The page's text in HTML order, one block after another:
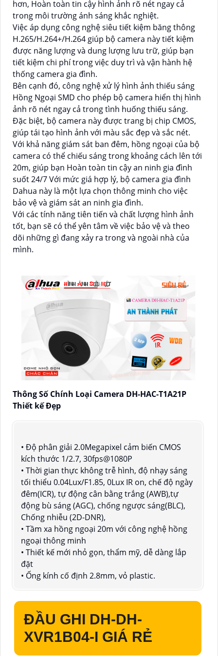
hơn, Hoàn toàn tin cậy hình ảnh rõ nét ngay cả
trong môi trường ánh sáng khắc nghiệt.
Việc áp dụng công nghệ siêu tiết kiệm băng thông
H.265/H.264+/H.264 giúp bộ camera này tiết kiệm
được năng lượng và dung lượng lưu trữ, giúp bạn
tiết kiệm chi phí trong việc duy trì và vận hành hệ
thống camera gia đình.
Bên cạnh đó, công nghệ xử lý hình ảnh thiếu sáng
Hồng Ngoại SMD cho phép bộ camera hiển thị hình
ảnh rõ nét ngay cả trong tình huống thiếu sáng.
Đặc biệt, bộ camera này được trang bị chip CMOS,
giúp tái tạo hình ảnh với màu sắc đẹp và sắc nét.
Với khả năng giám sát ban đêm, hồng ngoại của bộ
camera có thể chiếu sáng trong khoảng cách lên tới
20m, giúp bạn Hoàn toàn tin cậy an ninh gia đình
suốt 24/7 Với mức giá hợp lý, bộ camera gia đình
Dahua này là một lựa chọn thông minh cho việc
bảo vệ và giám sát an ninh gia đình.
Với các tính năng tiên tiến và chất lượng hình ảnh
tốt, bạn sẽ có thể yên tâm về việc bảo vệ và theo
dõi những gì đang xảy ra trong và ngoài nhà của
mình.
Thông Số Chính Loại Camera DH-HAC-T1A21P
Thiết kế Đẹp
• Độ phân giải 2.0Megapixel cảm biến CMOS
kích thước 1/2.7, 30fps@1080P
• Thời gian thực không trễ hình, độ nhạy sáng
tối thiểu 0.04Lux/F1.85, 0Lux IR on, chế độ ngày
đêm(ICR), tự động cân bằng trắng (AWB),tự
động bù sáng (AGC), chống ngược sáng(BLC),
Chống nhiễu (2D-DNR),
• Tầm xa hồng ngoại 20m với công nghệ hồng
ngoại thông minh
• Thiết kế mới nhỏ gọn, thẩm mỹ, dễ dàng lắp
đặt
• Ống kính cố định 2.8mm, vỏ plastic.
ĐẦU GHI DH-DH-
XVR1B04-I GIÁ RẺ